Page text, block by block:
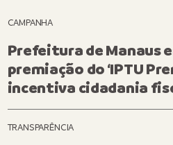
CAMPANHA
Prefeitura de Manaus
premiação do ‘IPTU
incentiva cidadania
TRANSPARÊNCIA